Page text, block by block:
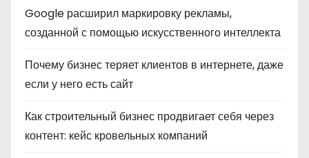
Google расширил маркировку рекламы,
созданной с помощью искусственного интеллекта
Почему бизнес теряет клиентов в интернете, даже
если у него есть сайт
Как строительный бизнес продвигает себя через
контент: кейс кровельных компаний